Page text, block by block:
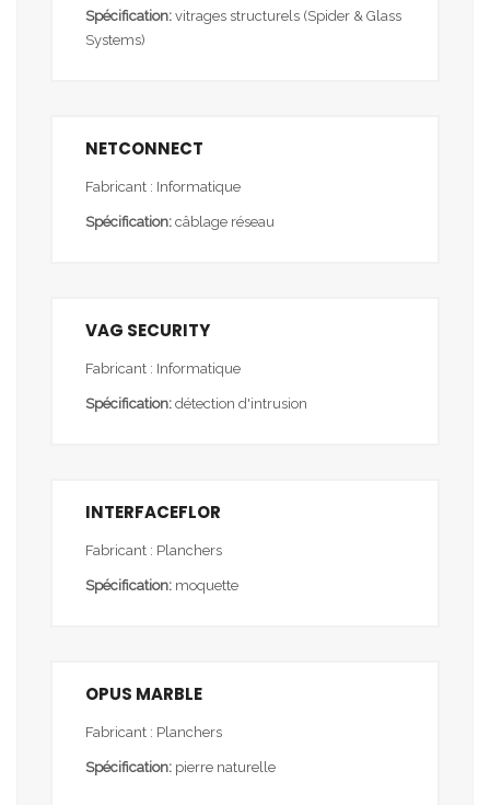
Spécification: vitrages structurels (Spider & Glass
Systems)
NETCONNECT
Fabricant : Informatique
Spécification: câblage réseau
VAG SECURITY
Fabricant : Informatique
Spécification: détection d'intrusion
INTERFACEFLOR
Fabricant : Planchers
Spécification: moquette
OPUS MARBLE
Fabricant : Planchers
Spécification: pierre naturelle